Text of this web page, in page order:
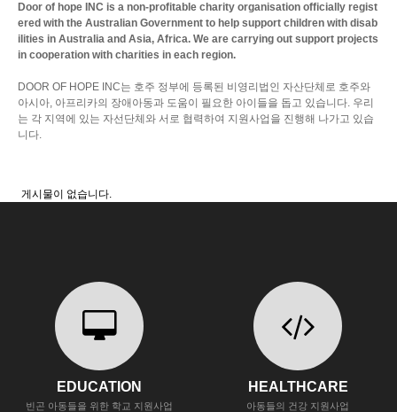
Door of hope INC is a non-profitable charity organisation officially regist
ered with the Australian Government to help support children with disab
ilities in Australia and Asia, Africa. We are carrying out support projects
in cooperation with charities in each region.
DOOR OF HOPE INC는 호주 정부에 등록된 비영리법인 자산단체로 호주와
아시아, 아프리카의 장애아동과 도움이 필요한 아이들을 돕고 있습니다. 우리
는 각 지역에 있는 자선단체와 서로 협력하여 지원사업을 진행해 나가고 있습
니다.
게시물이 없습니다.
EDUCATION
빈곤 아동들을 위한 학교 지원사업
HEALTHCARE
아동들의 건강 지원사업